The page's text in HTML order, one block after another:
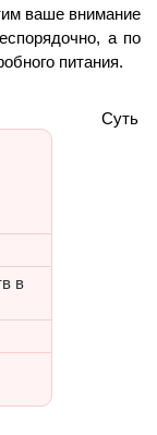
ваше внимание
а по
питания.
в
Суть